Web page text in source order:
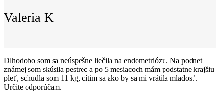
Valeria K
Dlhodobo som sa neúspešne liečila na endometriózu. Na podnet
známej som skúsila pestrec a po 5 mesiacoch mám podstatne krajšiu
pleť, schudla som 11 kg, cítim sa ako by sa mi vrátila mladosť.
Určite odporúčam.